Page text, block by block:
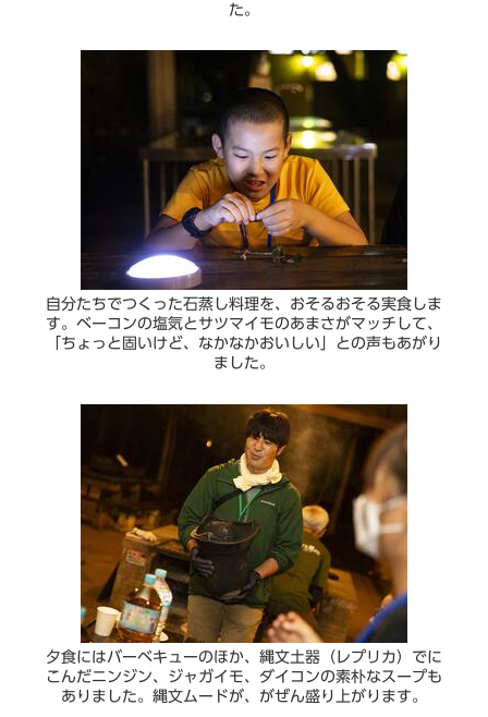
た。
自分たちでつくった石蒸し料理を、おそるおそる実食しま
す。ベーコンの塩気とサツマイモのあまさがマッチして、
「ちょっと固いけど、なかなかおいしい」との声もあがり
ました。
夕食にはバーベキューのほか、縄文土器（レプリカ）でに
こんだニンジン、ジャガイモ、ダイコンの素朴なスープも
ありました。縄文ムードが、がぜん盛り上がります。